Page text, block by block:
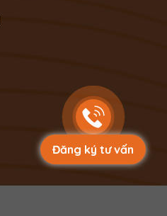
Đăng ký tư vấn